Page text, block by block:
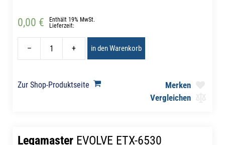
0,00 €
Enthält 19% MwSt.
Lieferzeit:
– + in den Warenkorb
Zur Shop-Produktseite
Merken
Vergleichen
Legamaster EVOLVE ETX-6530